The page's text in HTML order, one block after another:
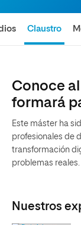
Claustro
Conoce
formará
Este máster ha
profesionales de
transformación
problemas reales.
Nuestros